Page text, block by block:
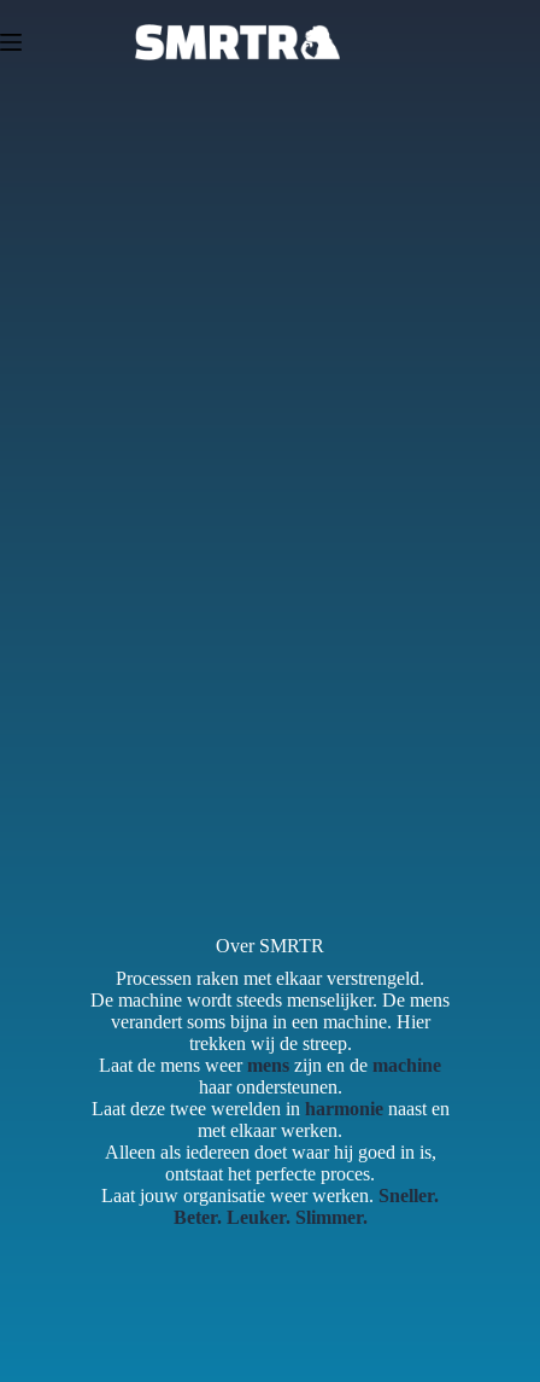
Over SMRTR
Processen raken met elkaar verstrengeld.
De machine wordt steeds menselijker. De mens
verandert soms bijna in een machine. Hier
trekken wij de streep.
Laat de mens weermens zijn en de machine
haar ondersteunen.
Laat deze twee werelden in harmonie naast en
met elkaar werken.
Alleen als iedereen doet waar hij goed in is,
ontstaat het perfecte proces.
Laat jouw organisatie weer werken. Sneller.
Beter. Leuker. Slimmer.